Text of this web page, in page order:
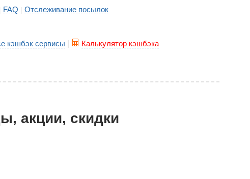
FAQ | Отслеживание посылок
кэшбэк сервисы Калькулятор кэшбэка
акции, скидки